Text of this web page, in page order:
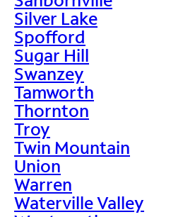
Silver Lake
Spofford
Sugar Hill
Swanzey
Tamworth
Thornton
Troy
Twin Mountain
Union
Warren
Waterville Valley